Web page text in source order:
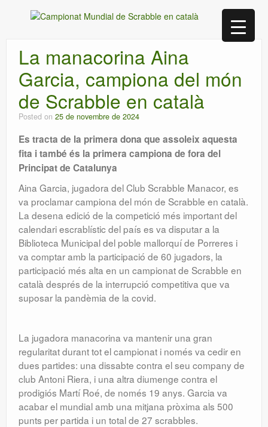
La manacorina Aina
Garcia, campiona del món
de Scrabble en català
Posted on 25 de novembre de 2024
Es tracta de la primera dona que assoleix aquesta
fita i també és la primera campiona de fora del
Principat de Catalunya
Aina Garcia, jugadora del Club Scrabble Manacor, es
va proclamar campiona del món de Scrabble en català.
La desena edició de la competició més important del
calendari escrablístic del país es va disputar a la
Biblioteca Municipal del poble mallorquí de Porreres i
va comptar amb la participació de 60 jugadors, la
participació més alta en un campionat de Scrabble en
català després de la interrupció competitiva que va
suposar la pandèmia de la covid.
La jugadora manacorina va mantenir una gran
regularitat durant tot el campionat i només va cedir en
dues partides: una dissabte contra el seu company de
club Antoni Riera, i una altra diumenge contra el
prodigiós Martí Roé, de només 19 anys. Garcia va
acabar el mundial amb una mitjana pròxima als 500
punts per partida i un total de 27 scrabbles.